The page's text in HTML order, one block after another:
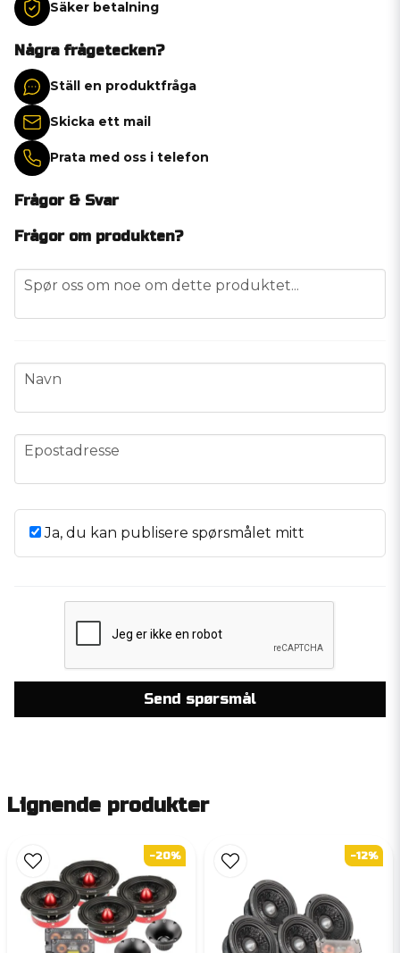
Säker betalning
Några frågetecken?
Ställ en produktfråga
Skicka ett mail
Prata med oss i telefon
Frågor & Svar
Frågor om produkten?
question
Spør oss om noe om dette produktet...
name
Navn
email
Epostadresse
Ja, du kan publisere spørsmålet mitt
Send spørsmål
Lignende produkter
-20% -12%